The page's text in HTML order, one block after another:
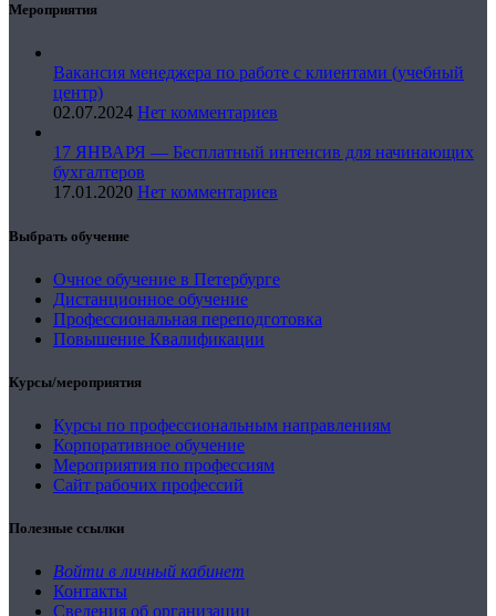
Мероприятия
Вакансия менеджера по работе с клиентами (учебный
центр)
02.07.2024 Нет комментариев
17 ЯНВАРЯ — Бесплатный интенсив для начинающих
бухгалтеров
17.01.2020 Нет комментариев
Выбрать обучение
Очное обучение в Петербурге
Дистанционное обучение
Профессиональная переподготовка
Повышение Квалификации
Курсы/мероприятия
Курсы по профессиональным направлениям
Корпоративное обучение
Мероприятия по профессиям
Сайт рабочих профессий
Полезные ссылки
Войти в личный кабинет
Контакты
Сведения об организации